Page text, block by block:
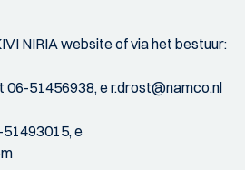
NIRIA website of via het bestuur:
06-51456938, e r.drost@namco.nl
51493015, e